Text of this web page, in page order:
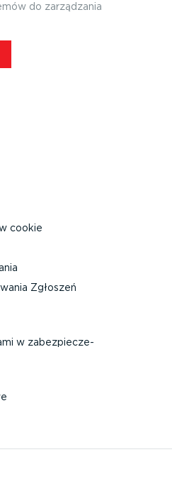
do zarządzania
cookie
Zgłoszeń
w zabez­pie­cze­